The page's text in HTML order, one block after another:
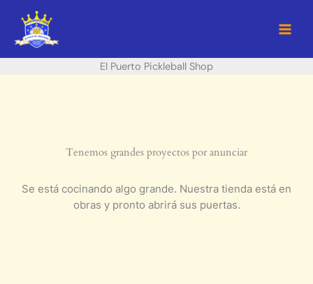
contenido
El Puerto Pickleball Shop
Tenemos grandes proyectos por anunciar
Se está cocinando algo grande. Nuestra tienda está en
obras y pronto abrirá sus puertas.